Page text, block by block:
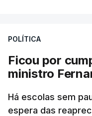
POLÍTICA
Ficou por
ministro
Há escolas sem
espera das